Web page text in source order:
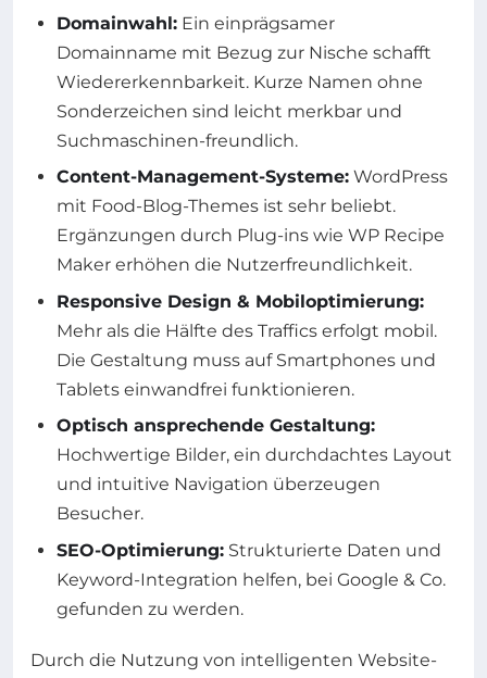
Domainwahl: Ein einprägsamer
Domainname mit Bezug zur Nische schafft
Wiedererkennbarkeit. Kurze Namen ohne
Sonderzeichen sind leicht merkbar und
Suchmaschinen-freundlich.
Content-Management-Systeme: WordPress
mit Food-Blog-Themes ist sehr beliebt.
Ergänzungen durch Plug-ins wie WP Recipe
Maker erhöhen die Nutzerfreundlichkeit.
Responsive Design & Mobiloptimierung:
Mehr als die Hälfte des Traffics erfolgt mobil.
Die Gestaltung muss auf Smartphones und
Tablets einwandfrei funktionieren.
Optisch ansprechende Gestaltung:
Hochwertige Bilder, ein durchdachtes Layout
und intuitive Navigation überzeugen
Besucher.
SEO-Optimierung: Strukturierte Daten und
Keyword-Integration helfen, bei Google & Co.
gefunden zu werden.
Durch die Nutzung von intelligenten Website-